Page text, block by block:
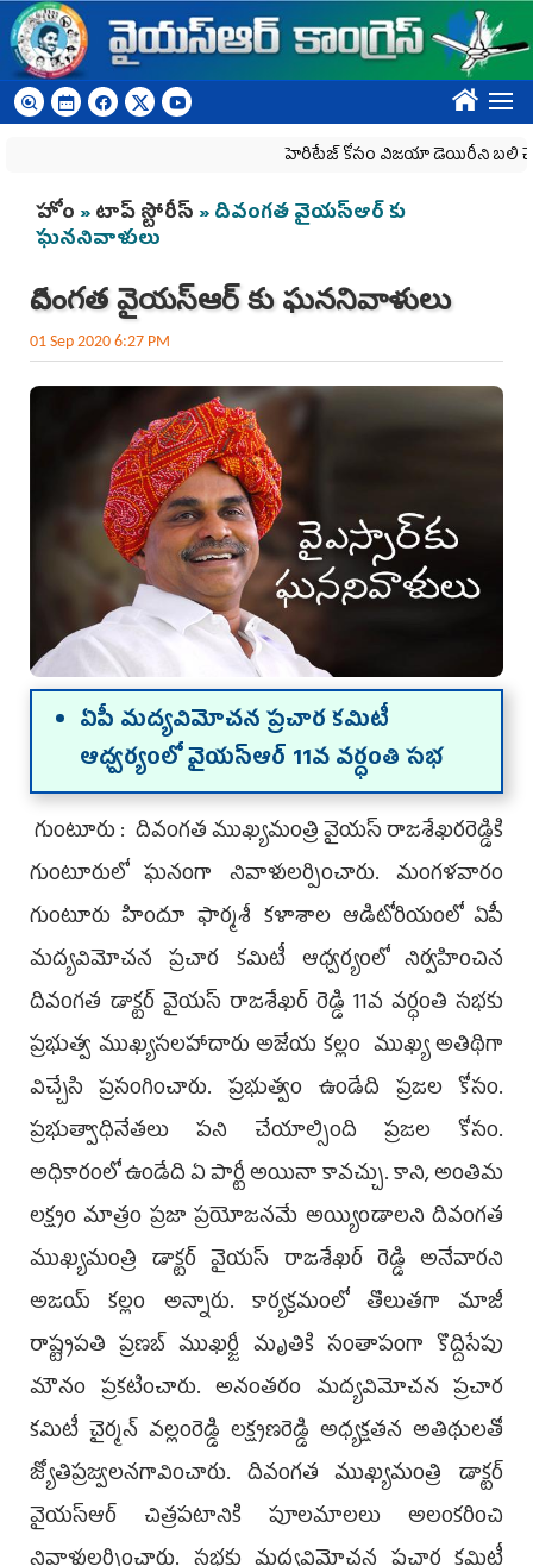
Skip to main content
????
హెరిటేజ్ కోసం విజయా డెయిరీని బలి చేసే కుట్ర‌
You are here
హోం »టాప్ స్టోరీస్ » దివంగత వైయ‌స్ఆర్‌ కు
ఘననివాళులు
దివంగత వైయ‌స్ఆర్‌ కు ఘననివాళులు
01 Sep 2020 6:27 PM
ఏపీ మద్యవిమోచన ప్రచార కమిటీ
ఆధ్వర్యంలో వైయ‌స్ఆర్ 11వ వ‌ర్ధంతి స‌భ‌
గుంటూరు : దివంగ‌త ముఖ్య‌మంత్రి వైయ‌స్ రాజ‌శేఖ‌ర‌రెడ్డికి
గుంటూరులో ఘ‌నంగా నివాళుల‌ర్పించారు. మంగళవారం
గుంటూరు హిందూ ఫార్మశీ కళాశాల ఆడిటోరియంలో ఏపీ
మద్యవిమోచన ప్రచార కమిటీ ఆధ్వర్యంలో నిర్వహించిన
దివంగత డాక్టర్ వైయ‌స్ రాజశేఖర్ రెడ్డి 11వ వర్ధంతి సభకు
ప్రభుత్వ ముఖ్యసలహాదారు అజేయ కల్లం ముఖ్య అతిథిగా
విచ్చేసి ప్రసంగించారు. ప్రభుత్వం ఉండేది ప్రజల కోసం.
ప్రభుత్వాధినేతలు పని చేయాల్సింది ప్రజల కోసం.
అధికారంలో ఉండేది ఏ పార్టీ అయినా కావచ్చు. కాని, అంతిమ
లక్ష్యం మాత్రం ప్రజా ప్రయోజనమే అయ్యిండాలని దివంగత
ముఖ్యమంత్రి డాక్టర్ వైయ‌స్ రాజశేఖర్ రెడ్డి అనేవారని
అజ‌య్ క‌ల్లం అన్నారు. కార్యక్రమంలో తొలుతగా మాజీ
రాష్ట్రపతి ప్రణబ్ ముఖర్జీ మృతికి సంతాపంగా కొద్దిసేపు
మౌనం ప్రకటించారు. అనంతరం మద్యవిమోచన ప్రచార
కమిటీ చైర్మన్ వల్లంరెడ్డి లక్ష్మణరెడ్డి అధ్యక్షతన అతిథులతో
జ్యోతిప్రజ్వలనగావించారు. దివంగత ముఖ్యమంత్రి డాక్టర్
వైయ‌స్ఆర్ చిత్రపటానికి పూలమాలలు అలంకరించి